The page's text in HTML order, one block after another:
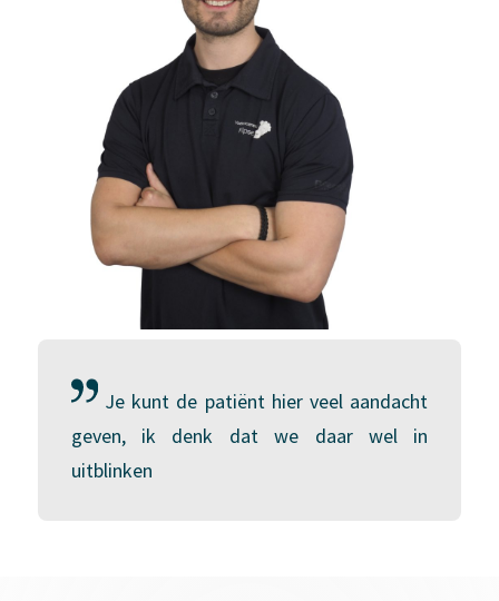
Je kunt de patiënt hier veel aandacht
geven, ik denk dat we daar wel in
uitblinken